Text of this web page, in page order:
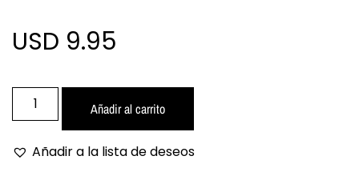
USD 9.95
Añadir al carrito
Añadir a la lista de deseos